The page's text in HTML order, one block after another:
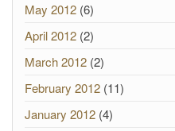
May 2012 (6)
April 2012 (2)
March 2012 (2)
February 2012 (11)
January 2012 (4)